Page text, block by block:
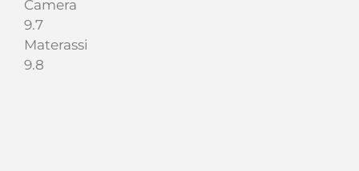
Camera
9.7
Materassi
9.8